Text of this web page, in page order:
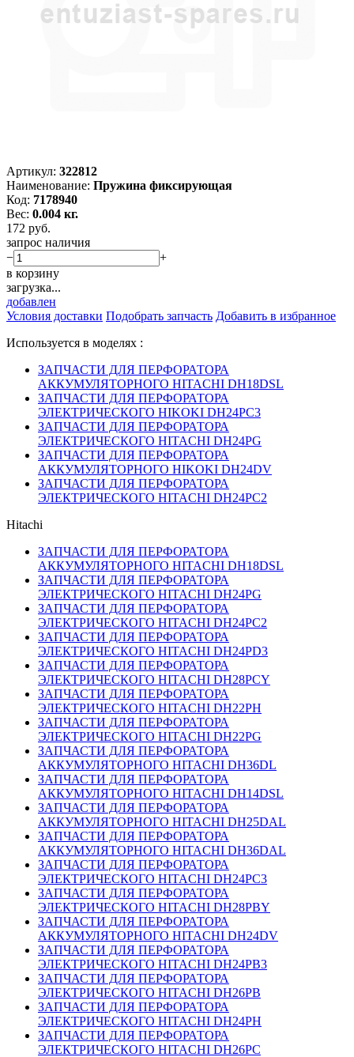
Артикул: 322812
Наименование: Пружина фиксирующая
Код: 7178940
Вес: 0.004 кг.
172 руб.
запрос наличия
−
+
в корзину
загрузка...
добавлен
Условия доставки Подобрать запчасть Добавить в избранное
Используется в моделях :
ЗАПЧАСТИ ДЛЯ ПЕРФОРАТОРА
АККУМУЛЯТОРНОГО HITACHI DH18DSL
ЗАПЧАСТИ ДЛЯ ПЕРФОРАТОРА
ЭЛЕКТРИЧЕСКОГО HIKOKI DH24PC3
ЗАПЧАСТИ ДЛЯ ПЕРФОРАТОРА
ЭЛЕКТРИЧЕСКОГО HITACHI DH24PG
ЗАПЧАСТИ ДЛЯ ПЕРФОРАТОРА
АККУМУЛЯТОРНОГО HIKOKI DH24DV
ЗАПЧАСТИ ДЛЯ ПЕРФОРАТОРА
ЭЛЕКТРИЧЕСКОГО HITACHI DH24PC2
Hitachi
ЗАПЧАСТИ ДЛЯ ПЕРФОРАТОРА
АККУМУЛЯТОРНОГО HITACHI DH18DSL
ЗАПЧАСТИ ДЛЯ ПЕРФОРАТОРА
ЭЛЕКТРИЧЕСКОГО HITACHI DH24PG
ЗАПЧАСТИ ДЛЯ ПЕРФОРАТОРА
ЭЛЕКТРИЧЕСКОГО HITACHI DH24PC2
ЗАПЧАСТИ ДЛЯ ПЕРФОРАТОРА
ЭЛЕКТРИЧЕСКОГО HITACHI DH24PD3
ЗАПЧАСТИ ДЛЯ ПЕРФОРАТОРА
ЭЛЕКТРИЧЕСКОГО HITACHI DH28PCY
ЗАПЧАСТИ ДЛЯ ПЕРФОРАТОРА
ЭЛЕКТРИЧЕСКОГО HITACHI DH22PH
ЗАПЧАСТИ ДЛЯ ПЕРФОРАТОРА
ЭЛЕКТРИЧЕСКОГО HITACHI DH22PG
ЗАПЧАСТИ ДЛЯ ПЕРФОРАТОРА
АККУМУЛЯТОРНОГО HITACHI DH36DL
ЗАПЧАСТИ ДЛЯ ПЕРФОРАТОРА
АККУМУЛЯТОРНОГО HITACHI DH14DSL
ЗАПЧАСТИ ДЛЯ ПЕРФОРАТОРА
АККУМУЛЯТОРНОГО HITACHI DH25DAL
ЗАПЧАСТИ ДЛЯ ПЕРФОРАТОРА
АККУМУЛЯТОРНОГО HITACHI DH36DAL
ЗАПЧАСТИ ДЛЯ ПЕРФОРАТОРА
ЭЛЕКТРИЧЕСКОГО HITACHI DH24PC3
ЗАПЧАСТИ ДЛЯ ПЕРФОРАТОРА
ЭЛЕКТРИЧЕСКОГО HITACHI DH28PBY
ЗАПЧАСТИ ДЛЯ ПЕРФОРАТОРА
АККУМУЛЯТОРНОГО HITACHI DH24DV
ЗАПЧАСТИ ДЛЯ ПЕРФОРАТОРА
ЭЛЕКТРИЧЕСКОГО HITACHI DH24PB3
ЗАПЧАСТИ ДЛЯ ПЕРФОРАТОРА
ЭЛЕКТРИЧЕСКОГО HITACHI DH26PB
ЗАПЧАСТИ ДЛЯ ПЕРФОРАТОРА
ЭЛЕКТРИЧЕСКОГО HITACHI DH24PH
ЗАПЧАСТИ ДЛЯ ПЕРФОРАТОРА
ЭЛЕКТРИЧЕСКОГО HITACHI DH26PC